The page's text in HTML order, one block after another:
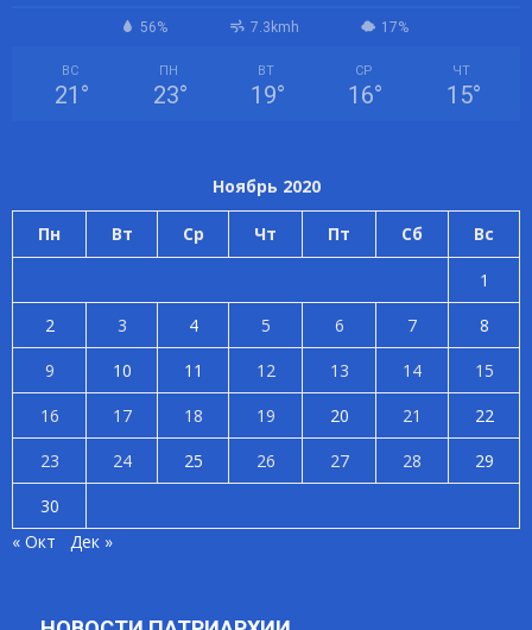
56% 7.3kmh 17%
ВС
21 °
ПН
23°
ВТ
19°
СР
16°
ЧТ
15°
Ноябрь 2020
Пн Вт Ср Чт Пт Сб Вс
1
2
3 4 5 6 7
8
9
10 11 12 13 14
15
16
17 18 19 20 21
22
23
24 25 26 27 28
29
30
« Окт
Дек »